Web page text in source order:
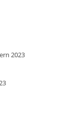
2023